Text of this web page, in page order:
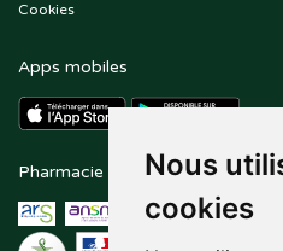
Nous
cookies
Cookies
Apps mobiles
Pharmacie en ligne agréée